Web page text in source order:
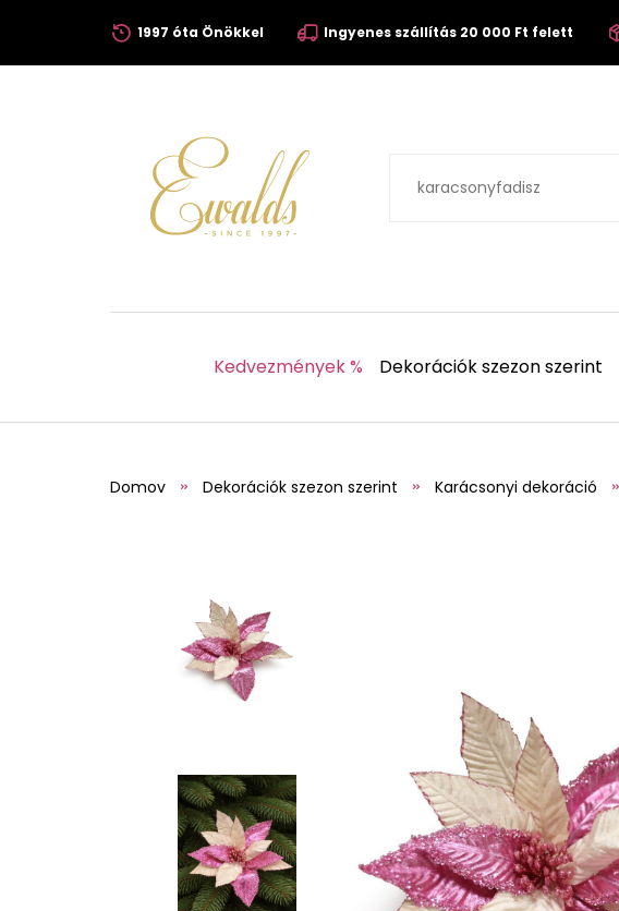
1997 óta Önökkel Ingyenes szállítás 20 000 Ft felett
Kedvezmények % Dekorációk szezon szerint
Domov Dekorációk szezon szerint Karácsonyi dekoráció